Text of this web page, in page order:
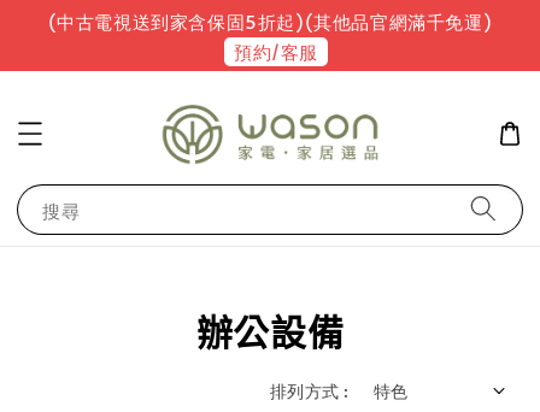
(中古電視送到家含保固5折起)(其他品官網滿千免運)
預約/客服
搜尋
辦公設備
排列方式 :